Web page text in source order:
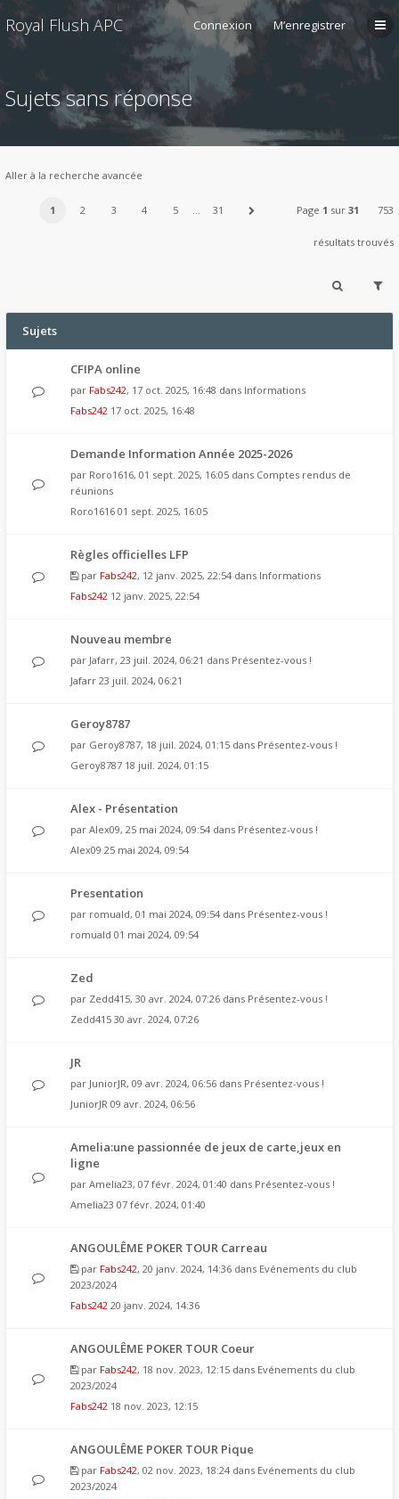
Royal Flush APC Connexion M’enregistrer
Sujets sans réponse
Aller à la recherche avancée
1 2 3 4 5 … 31 Page 1 sur 31 753
résultats trouvés
Sujets
CFIPA online
par Fabs242, 17 oct. 2025, 16:48 dans Informations
Fabs242 17 oct. 2025, 16:48
Demande Information Année 2025-2026
par Roro1616, 01 sept. 2025, 16:05 dans Comptes rendus de
réunions
Roro1616 01 sept. 2025, 16:05
Règles officielles LFP
par Fabs242, 12 janv. 2025, 22:54 dans Informations
Fabs242 12 janv. 2025, 22:54
Nouveau membre
par Jafarr, 23 juil. 2024, 06:21 dans Présentez-vous !
Jafarr 23 juil. 2024, 06:21
Geroy8787
par Geroy8787, 18 juil. 2024, 01:15 dans Présentez-vous !
Geroy8787 18 juil. 2024, 01:15
Alex - Présentation
par Alex09, 25 mai 2024, 09:54 dans Présentez-vous !
Alex09 25 mai 2024, 09:54
Presentation
par romuald, 01 mai 2024, 09:54 dans Présentez-vous !
romuald 01 mai 2024, 09:54
Zed
par Zedd415, 30 avr. 2024, 07:26 dans Présentez-vous !
Zedd415 30 avr. 2024, 07:26
JR
par JuniorJR, 09 avr. 2024, 06:56 dans Présentez-vous !
JuniorJR 09 avr. 2024, 06:56
Amelia:une passionnée de jeux de carte,jeux en
ligne
par Amelia23, 07 févr. 2024, 01:40 dans Présentez-vous !
Amelia23 07 févr. 2024, 01:40
ANGOULÊME POKER TOUR Carreau
par Fabs242, 20 janv. 2024, 14:36 dans Evénements du club
2023/2024
Fabs242 20 janv. 2024, 14:36
ANGOULÊME POKER TOUR Coeur
par Fabs242, 18 nov. 2023, 12:15 dans Evénements du club
2023/2024
Fabs242 18 nov. 2023, 12:15
ANGOULÊME POKER TOUR Pique
par Fabs242, 02 nov. 2023, 18:24 dans Evénements du club
2023/2024